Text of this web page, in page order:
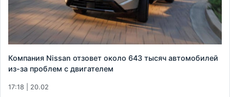
Компания Nissan отзовет около 643 тысяч автомобилей
из-за проблем с двигателем
17:18 | 20.02